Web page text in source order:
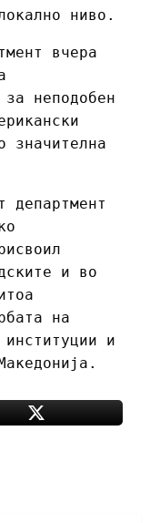
ниво.
вчера
неподобен
значителна
департмент
и во
на
и